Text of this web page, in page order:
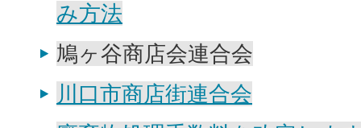
み方法
鳩ヶ谷商店会連合会
川口市商店街連合会